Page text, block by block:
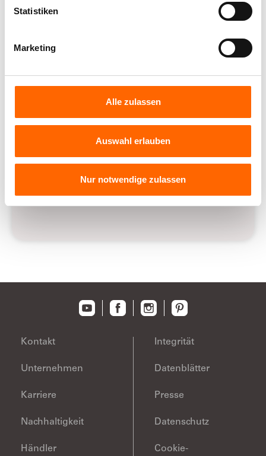
Statistiken
Marketing
Alle zulassen
Auswahl erlauben
Nur notwendige zulassen
Lucky Yellow
Warmes, wohnliches Orangegelb
Kontakt
Unternehmen
Karriere
Nachhaltigkeit
Händler
Integrität
Datenblätter
Presse
Datenschutz
Cookie-